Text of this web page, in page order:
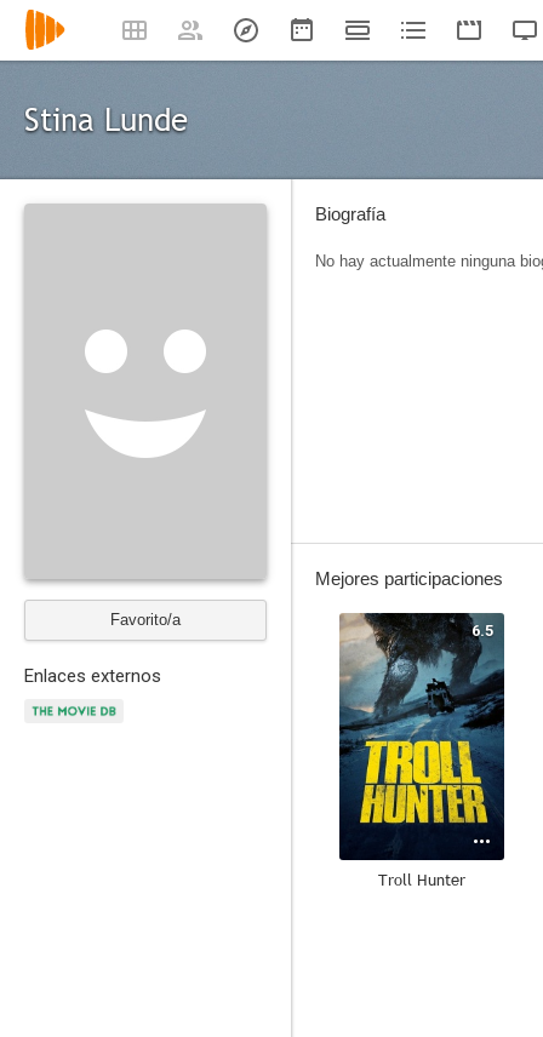
Stina Lunde
Favorito/a
Enlaces externos
Biografía
No hay actualmente ninguna
Mejores participaciones
6.5
Troll Hunter